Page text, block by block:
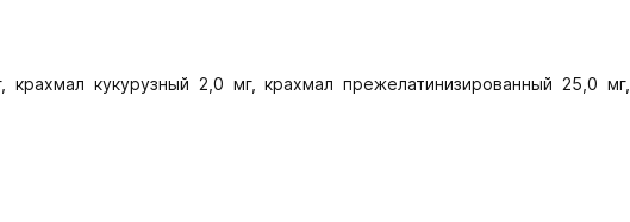
кукурузный 2,0 мг, крахмал прежелатинизированный 25,0 мг,